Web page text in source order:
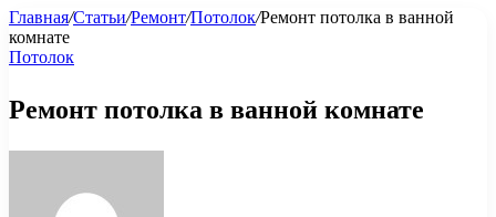
Главная/Статьи/Ремонт/Потолок/Ремонт потолка в ванной
комнате
Потолок
Ремонт потолка в ванной комнате